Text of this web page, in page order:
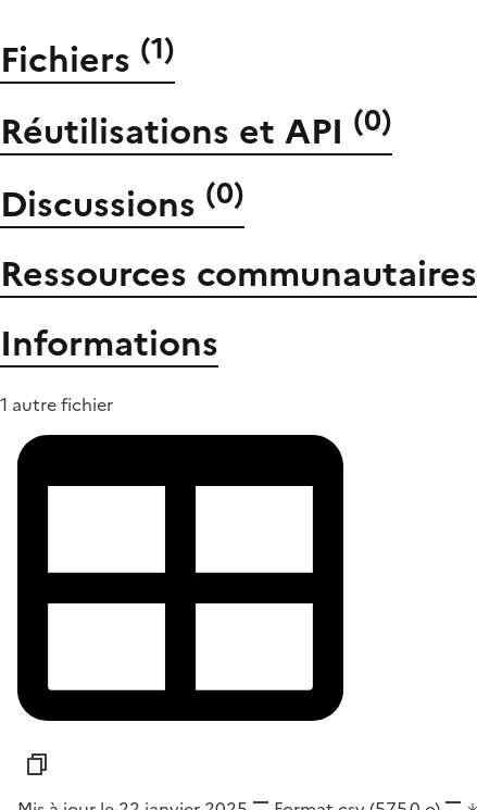
Fichiers (1)
Réutilisations et API (0)
Discussions (0)
Ressources communautaires
Informations
1 autre fichier